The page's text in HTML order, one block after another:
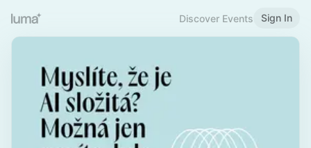
Discover Events Sign In